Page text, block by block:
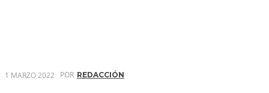
1 MARZO 2022 POR REDACCIÓN